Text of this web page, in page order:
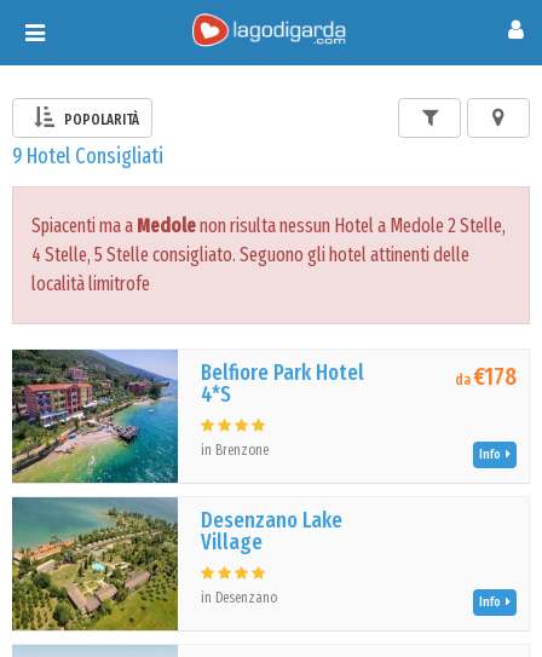
Toggle
navigation
POPOLARITÀ
9 Hotel Consigliati
Spiacenti ma a Medolenon risulta nessun Hotel a Medole 2 Stelle,
4 Stelle, 5 Stelle consigliato. Seguono gli hotel attinenti delle
località limitrofe
Belfiore Park Hotel
4*S
in Brenzone
da€178
Info
Desenzano Lake
Village
in Desenzano Info